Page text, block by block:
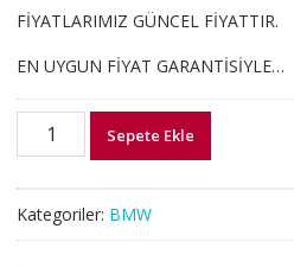
FİYATLARIMIZ GÜNCEL FİYATTIR.
EN UYGUN FİYAT GARANTİSİYLE…
693870203
FAR
Sepete Ekle
Kategoriler: BMW